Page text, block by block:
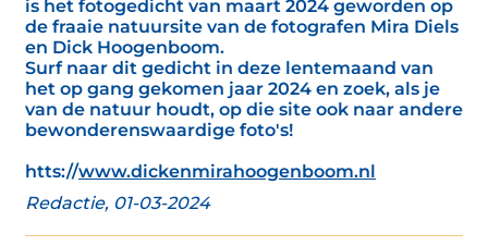
is het fotogedicht van maart 2024 geworden op
de fraaie natuursite van de fotografen Mira Diels
en Dick Hoogenboom.
Surf naar dit gedicht in deze lentemaand van
het op gang gekomen jaar 2024 en zoek, als je
van de natuur houdt, op die site ook naar andere
bewonderenswaardige foto's!
htts://www.dickenmirahoogenboom.nl
Redactie, 01-03-2024